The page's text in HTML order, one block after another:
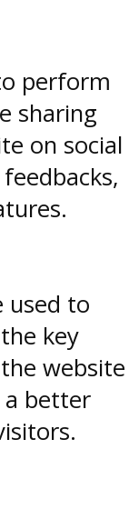
perform
sharing
on social
used to
key
website
a better